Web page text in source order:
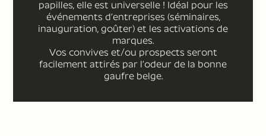
papilles, elle est universelle ! Idéal pour les
événements d’entreprises (séminaires,
inauguration, goûter) et les activations de
marques.
Vos convives et/ou prospects seront
facilement attirés par l’odeur de la bonne
gaufre belge.